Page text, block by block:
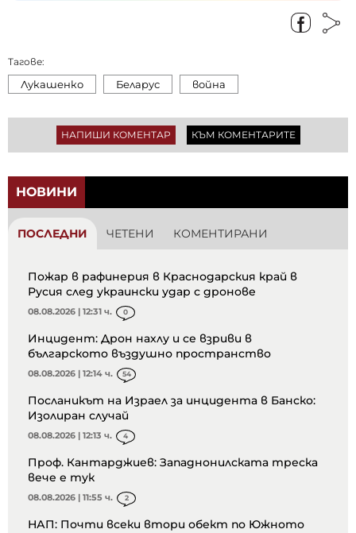
Тагове:
Лукашенко Беларус война
НАПИШИ КОМЕНТАР КЪМ КОМЕНТАРИТЕ
НОВИНИ
ПОСЛЕДНИ ЧЕТЕНИ КОМЕНТИРАНИ
Пожар в рафинерия в Краснодарския край в
Русия след украински удар с дронове
08.08.2026 | 12:31 ч. 0
Инцидент: Дрон нахлу и се взриви в
българското въздушно пространство
08.08.2026 | 12:14 ч. 54
Посланикът на Израел за инцидента в Банско:
Изолиран случай
08.08.2026 | 12:13 ч. 4
Проф. Кантарджиев: Западнонилската треска
вече е тук
08.08.2026 | 11:55 ч. 2
НАП: Почти всеки втори обект по Южното